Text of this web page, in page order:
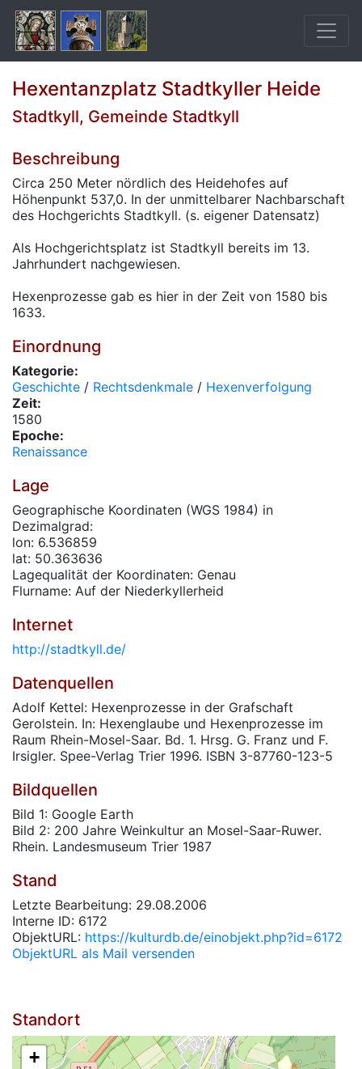
Hexentanzplatz Stadtkyller Heide
Stadtkyll, Gemeinde Stadtkyll
Beschreibung
Circa 250 Meter nördlich des Heidehofes auf
Höhenpunkt 537,0. In der unmittelbarer Nachbarschaft
des Hochgerichts Stadtkyll. (s. eigener Datensatz)
Als Hochgerichtsplatz ist Stadtkyll bereits im 13.
Jahrhundert nachgewiesen.
Hexenprozesse gab es hier in der Zeit von 1580 bis
1633.
Einordnung
Kategorie:
Geschichte / Rechtsdenkmale / Hexenverfolgung
Zeit:
1580
Epoche:
Renaissance
Lage
Geographische Koordinaten (WGS 1984) in
Dezimalgrad:
lon: 6.536859
lat: 50.363636
Lagequalität der Koordinaten: Genau
Flurname: Auf der Niederkyllerheid
Internet
http://stadtkyll.de/
Datenquellen
Adolf Kettel: Hexenprozesse in der Grafschaft
Gerolstein. In: Hexenglaube und Hexenprozesse im
Raum Rhein-Mosel-Saar. Bd. 1. Hrsg. G. Franz und F.
Irsigler. Spee-Verlag Trier 1996. ISBN 3-87760-123-5
Bildquellen
Bild 1: Google Earth
Bild 2: 200 Jahre Weinkultur an Mosel-Saar-Ruwer.
Rhein. Landesmuseum Trier 1987
Stand
Letzte Bearbeitung: 29.08.2006
Interne ID: 6172
ObjektURL: https://kulturdb.de/einobjekt.php?id=6172
ObjektURL als Mail versenden
Standort
+